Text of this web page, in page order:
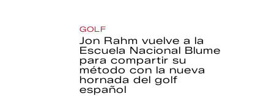
GOLF
Jon Rahm vuelve a la
Escuela Nacional Blume
para compartir su
método con la nueva
hornada del golf
español